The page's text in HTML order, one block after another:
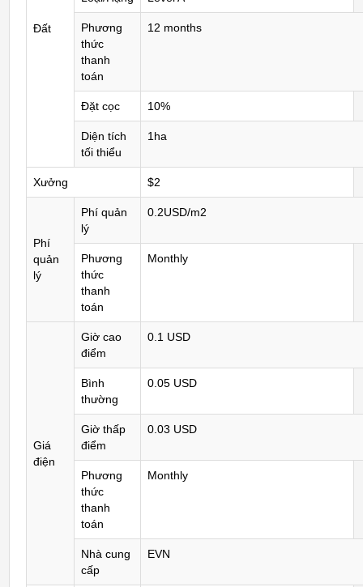
Đất
Phương
thức
thanh
toán
12 months
Đặt cọc 10%
Diện tích
tối thiểu
1ha
Xưởng $2
Phí
quản
lý
Phí quản
lý
0.2USD/m2
Phương
thức
thanh
toán
Monthly
Giá
điện
Giờ cao
điểm
0.1 USD
Bình
thường
0.05 USD
Giờ thấp
điểm
0.03 USD
Phương
thức
thanh
toán
Monthly
Nhà cung
cấp
EVN